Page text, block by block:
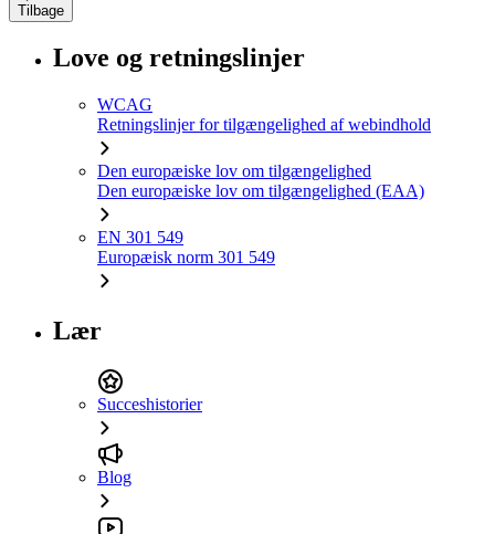
Tilbage
Love og retningslinjer
WCAG
Retningslinjer for tilgængelighed af webindhold
Den europæiske lov om tilgængelighed
Den europæiske lov om tilgængelighed (EAA)
EN 301 549
Europæisk norm 301 549
Lær
Succeshistorier
Blog